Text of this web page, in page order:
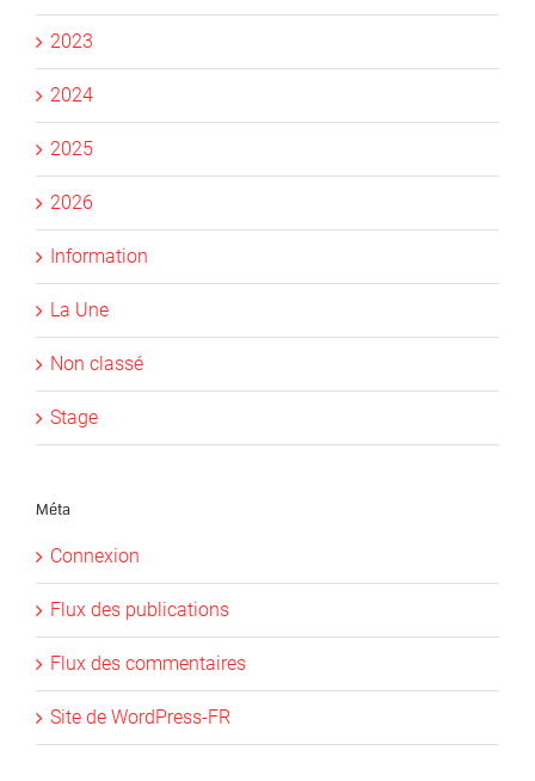
2023
2024
2025
2026
Information
La Une
Non classé
Stage
Méta
Connexion
Flux des publications
Flux des commentaires
Site de WordPress-FR